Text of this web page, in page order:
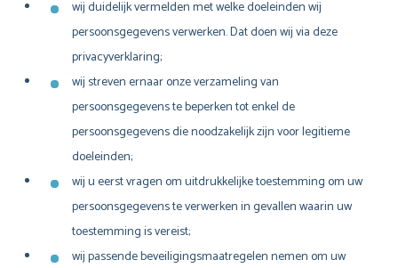
wij duidelijk vermelden met welke doeleinden wij
persoonsgegevens verwerken. Dat doen wij via deze
privacyverklaring;
wij streven ernaar onze verzameling van
persoonsgegevens te beperken tot enkel de
persoonsgegevens die noodzakelijk zijn voor legitieme
doeleinden;
wij u eerst vragen om uitdrukkelijke toestemming om uw
persoonsgegevens te verwerken in gevallen waarin uw
toestemming is vereist;
wij passende beveiligingsmaatregelen nemen om uw